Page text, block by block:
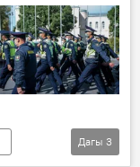
Дагы 3